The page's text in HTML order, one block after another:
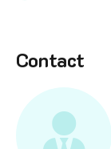
Contact